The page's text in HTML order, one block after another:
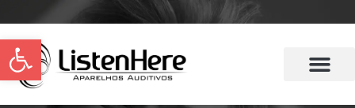
Abrir a barra de ferramentas